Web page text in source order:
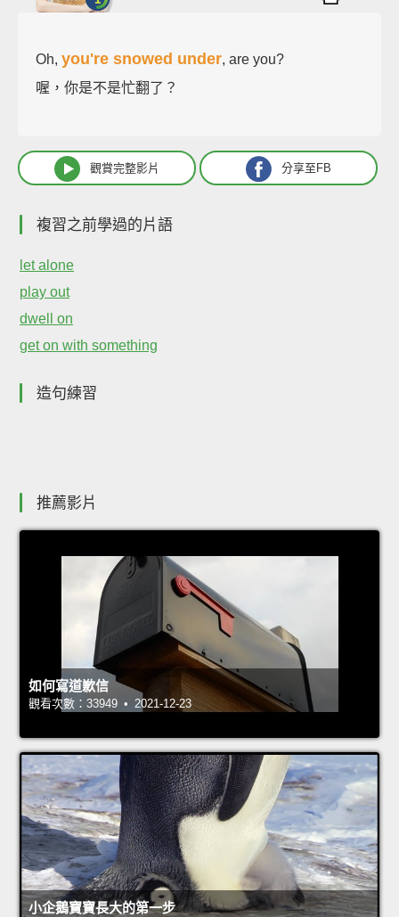
Oh, you're snowed under, are you?
喔，你是不是忙翻了？
觀賞完整影片 分享至FB
複習之前學過的片語
let alone
play out
dwell on
get on with something
造句練習
推薦影片
如何寫道歉信
觀看次數：33949 • 2021-12-23
小企鵝寶寶長大的第一步